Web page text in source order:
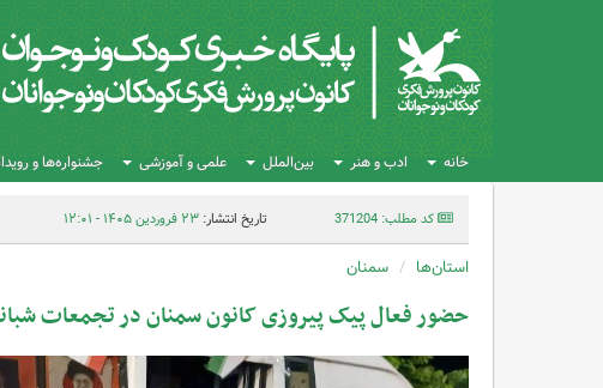
خانه ادب و هنر بین‌الملل علمی و آموزشی جشنواره‌ها و
کد مطلب: 371204 تاریخ انتشار:۲۳ فروردین ۱۴۰۵ - ۱۲:۰۱
استان‌ها سمنان
حضور فعال پیک پیروزی کانون سمنان در تجمعات